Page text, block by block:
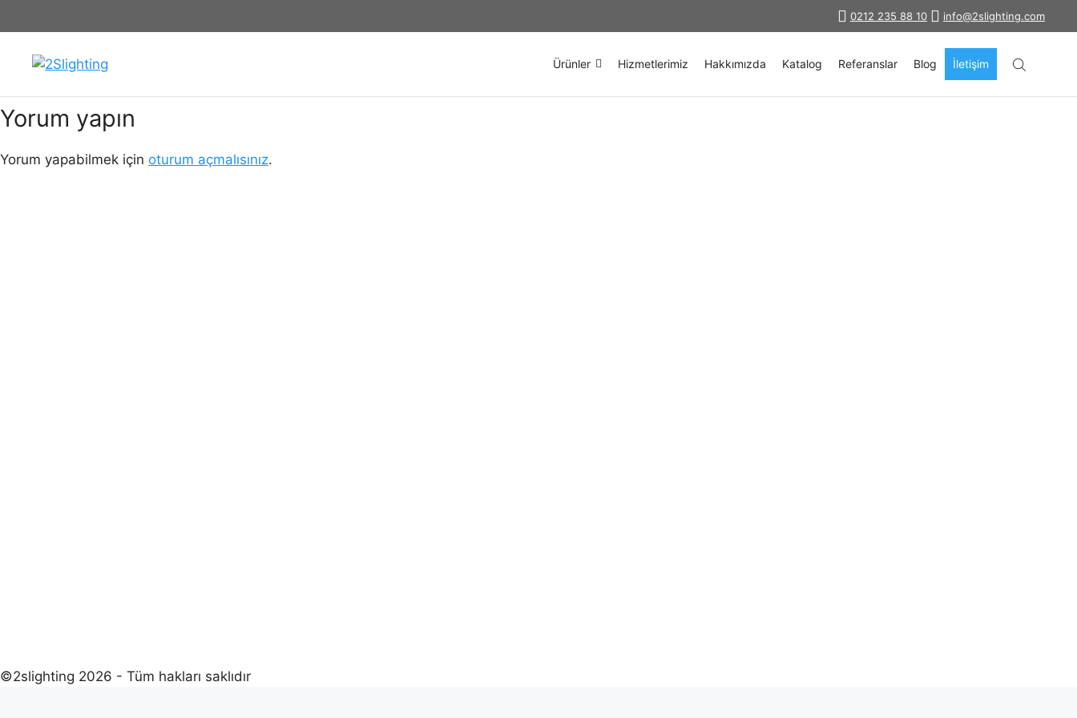
atla
info@2slighting.com
0212 235 88 10
Ürünler Hizmetlerimiz Hakkımızda Katalog Referanslar Blog İletişim
Orlando-Sarkıt-Aydınlatma
Yorum yapın
Yorum yapabilmek için oturum açmalısınız.
©2slighting 2026 - Tüm hakları saklıdır